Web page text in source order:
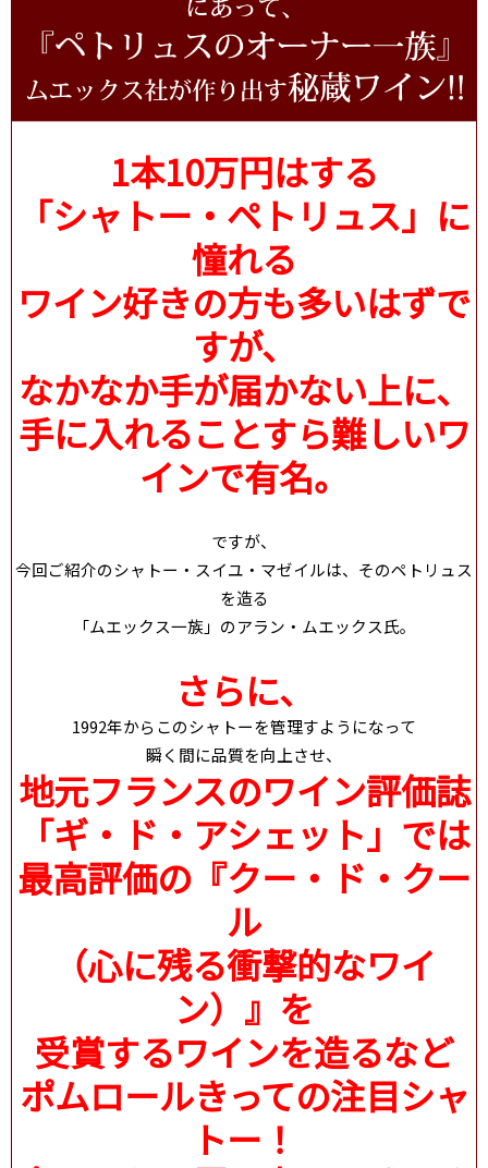
1本10万円はする
「シャトー・ペトリュス」に
憧れる
ワイン好きの方も多いはずで
すが、
なかなか手が届かない上に、
手に入れることすら難しいワ
インで有名。
ですが、
今回ご紹介のシャトー・スイユ・マゼイルは、そのペトリュス
を造る
「ムエックス一族」のアラン・ムエックス氏。
さらに、
1992年からこのシャトーを管理すようになって
瞬く間に品質を向上させ、
地元フランスのワイン評価誌
「ギ・ド・アシェット」では
最高評価の『クー・ド・クー
ル
（心に残る衝撃的なワイ
ン）』を
受賞するワインを造るなど
ポムロールきっての注目シャ
トー！